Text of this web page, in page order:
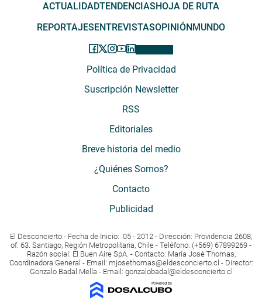
ACTUALIDADTENDENCIAS HOJA DE RUTA
REPORTAJES ENTREVISTASOPINIÓN MUNDO
Política de Privacidad
Suscripción Newsletter
RSS
Editoriales
Breve historia del medio
¿Quiénes Somos?
Contacto
Publicidad
El Desconcierto - Fecha de Inicio: 05 - 2012 - Dirección: Providencia 2608,
of. 63. Santiago, Región Metropolitana, Chile - Teléfono: (+569) 67899269 -
Razón social: El Buen Aire SpA. - Contacto: María José Thomas,
Coordinadora General - Email: mjosethomas@eldesconcierto.cl - Director:
Gonzalo Badal Mella - Email: gonzalobadal@eldesconcierto.cl